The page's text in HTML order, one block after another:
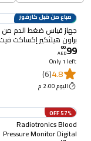
الأكثر مبيعا
مباع من قبل كارفور
جهاز قياس ضغط الدم من
براون هيلثكير إكساكت فيت
أعلى الذراع
99
.
00
AED
Only 1 left
4.8
(6)
اليوم 2:00 م
57% OFF
Radiotronics Blood
Pressure Monitor Digital